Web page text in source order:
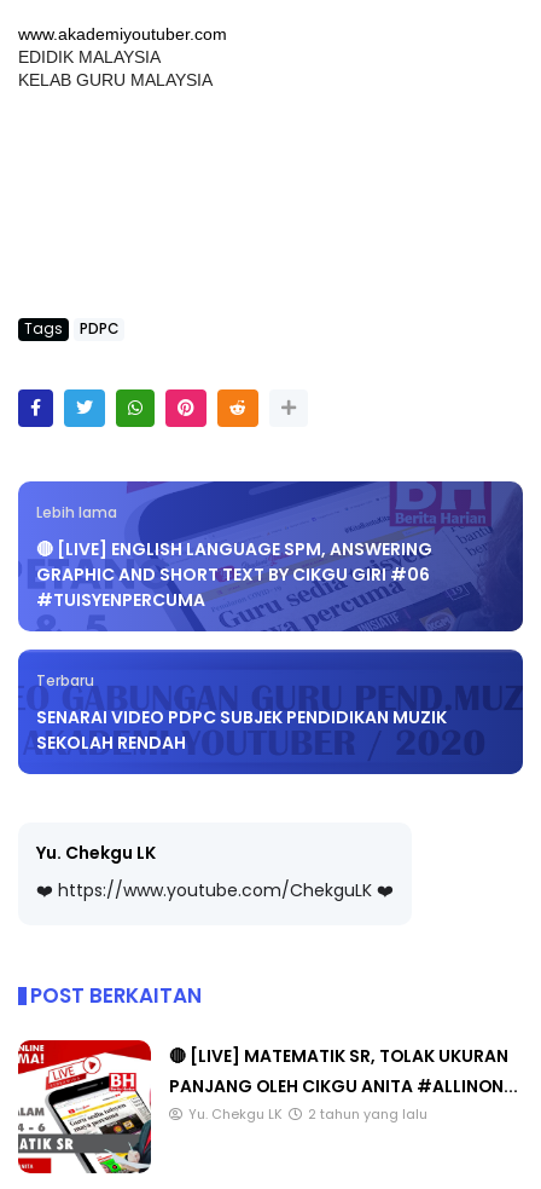
www.akademiyoutuber.com
EDIDIK MALAYSIA
KELAB GURU MALAYSIA
Tags PDPC
Lebih lama
🔴 [LIVE] ENGLISH LANGUAGE SPM, ANSWERING
GRAPHIC AND SHORT TEXT BY CIKGU GIRI #06
#TUISYENPERCUMA
Terbaru
SENARAI VIDEO PDPC SUBJEK PENDIDIKAN MUZIK
SEKOLAH RENDAH
Yu. Chekgu LK
❤️ https://www.youtube.com/ChekguLK ❤️
POST BERKAITAN
🔴 [LIVE] MATEMATIK SR, TOLAK UKURAN
PANJANG OLEH CIKGU ANITA #ALLINON...
Yu. Chekgu LK 2 tahun yang lalu